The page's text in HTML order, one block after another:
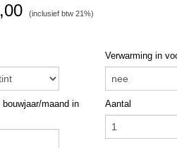
(inclusief btw 21%)
Verwarming in
maand in
Aantal